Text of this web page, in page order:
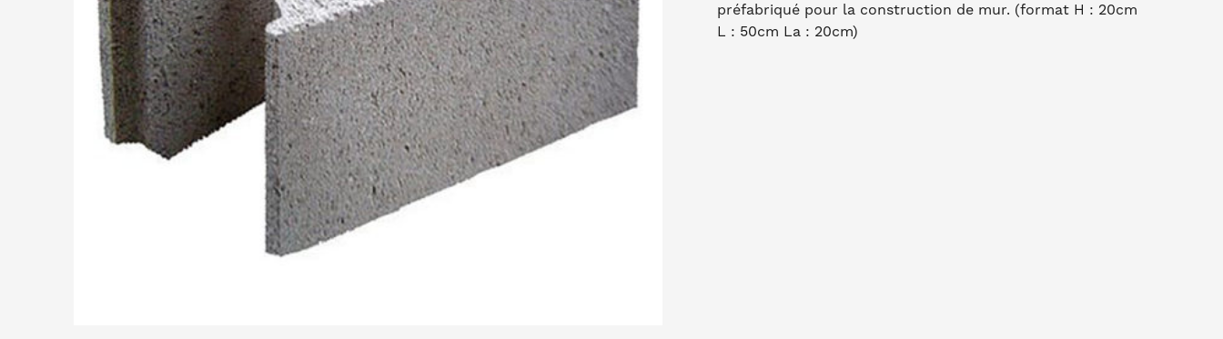
préfabriqué pour la construction de mur. (format H : 20cm
L : 50cm La : 20cm)